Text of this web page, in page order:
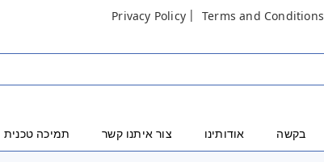
Terms and Conditions
Privacy Policy
בקשה אודותינו צור איתנו קשר תמיכה טכנית